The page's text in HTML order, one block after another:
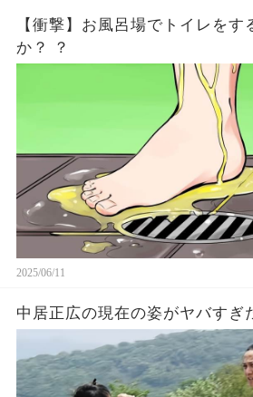
【衝撃】お風呂場でトイレを
か？ ？
2025/06/11
中居正広の現在の姿がヤバすぎ